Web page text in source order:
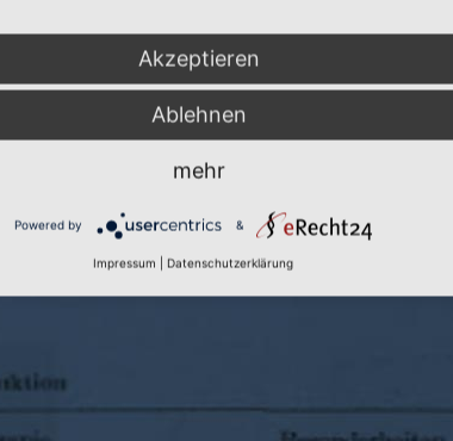
Prof.
Akzeptieren
Ablehnen
mehr
Powered by &
Impressum Datenschutzerklärung